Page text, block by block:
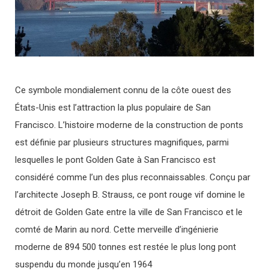
Ce symbole mondialement connu de la côte ouest des
États-Unis est l’attraction la plus populaire de San
Francisco. L’histoire moderne de la construction de ponts
est définie par plusieurs structures magnifiques, parmi
lesquelles le pont Golden Gate à San Francisco est
considéré comme l’un des plus reconnaissables. Conçu par
l’architecte Joseph B. Strauss, ce pont rouge vif domine le
détroit de Golden Gate entre la ville de San Francisco et le
comté de Marin au nord. Cette merveille d’ingénierie
moderne de 894 500 tonnes est restée le plus long pont
suspendu du monde jusqu’en 1964